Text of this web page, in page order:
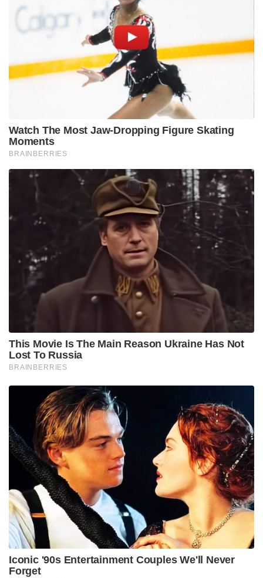
Watch The Most Jaw‑Dropping Figure Skating
Moments
BRAINBERRIES
This Movie Is The Main Reason Ukraine Has Not
Lost To Russia
BRAINBERRIES
Iconic '90s Entertainment Couples We'll Never
Forget